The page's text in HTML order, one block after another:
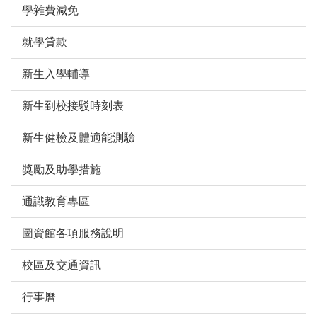
學雜費減免
就學貸款
新生入學輔導
新生到校接駁時刻表
新生健檢及體適能測驗
獎勵及助學措施
通識教育專區
圖資館各項服務說明
校區及交通資訊
行事曆